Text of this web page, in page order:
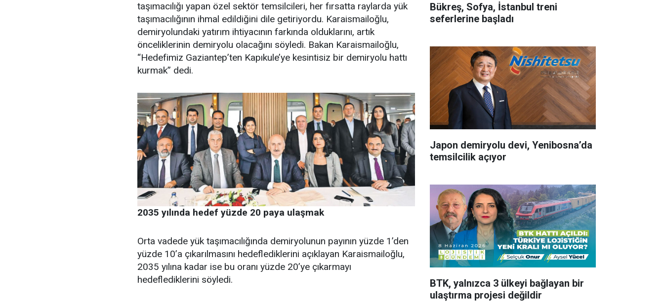
taşımacılığı yapan özel sektör temsilcileri, her fırsatta raylarda yük
taşımacılığının ihmal edildiğini dile getiriyordu. Karaismailoğlu,
demiryolundaki yatırım ihtiyacının farkında olduklarını, artık
önceliklerinin demiryolu olacağını söyledi. Bakan Karaismailoğlu,
“Hedefimiz Gaziantep’ten Kapıkule’ye kesintisiz bir demiryolu hattı
kurmak” dedi.
2035 yılında hedef yüzde 20 paya ulaşmak
Orta vadede yük taşımacılığında demiryolunun payının yüzde 1’den
yüzde 10’a çıkarılmasını hedeflediklerini açıklayan Karaismailoğlu,
2035 yılına kadar ise bu oranı yüzde 20’ye çıkarmayı
hedeflediklerini söyledi.
Bükreş, Sofya, İstanbul treni
seferlerine başladı
Japon demiryolu devi, Yenibosna’da
temsilcilik açıyor
BTK, yalnızca 3 ülkeyi bağlayan bir
ulaştırma projesi değildir